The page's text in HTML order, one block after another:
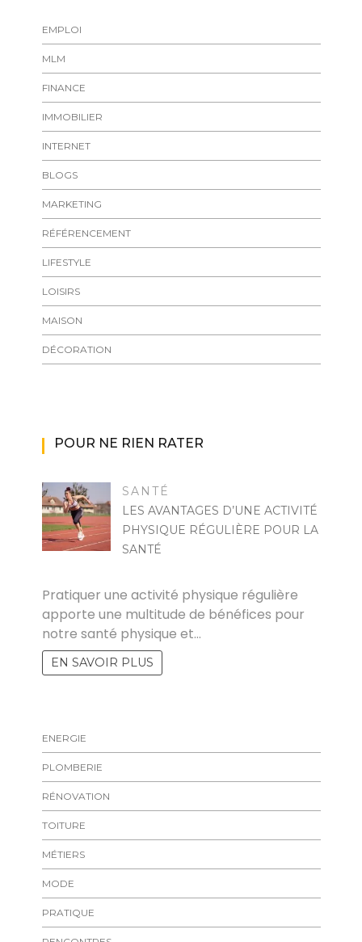
EMPLOI
MLM
FINANCE
IMMOBILIER
INTERNET
BLOGS
MARKETING
RÉFÉRENCEMENT
LIFESTYLE
LOISIRS
MAISON
DÉCORATION
POUR NE RIEN RATER
SANTÉ
LES AVANTAGES D’UNE ACTIVITÉ
PHYSIQUE RÉGULIÈRE POUR LA
SANTÉ
Pratiquer une activité physique régulière
apporte une multitude de bénéfices pour
notre santé physique et…
EN SAVOIR PLUS
ENERGIE
PLOMBERIE
RÉNOVATION
TOITURE
MÉTIERS
MODE
PRATIQUE